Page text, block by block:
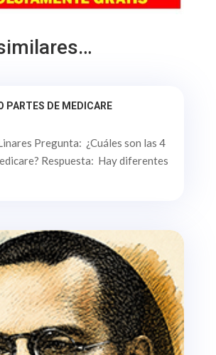
PARTES DE MEDICARE
Pregunta: ¿Cuáles son las 4
Respuesta: Hay diferentes